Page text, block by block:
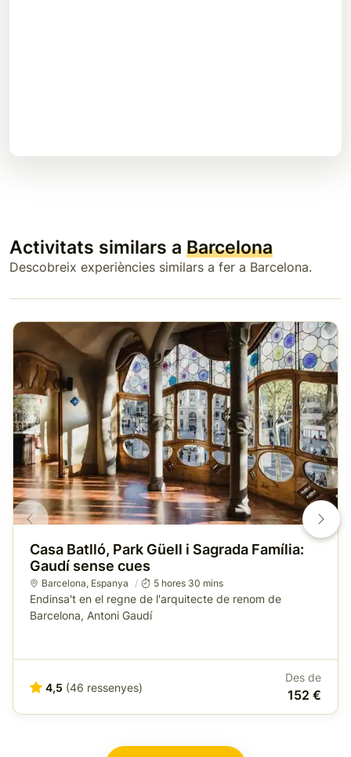
Activitats similars a Barcelona
Descobreix experiències similars a fer a Barcelona.
Casa Batlló, Park Güell i Sagrada Família:
Gaudí sense cues
Barcelona, Espanya 5 hores 30 mins
Endinsa't en el regne de l'arquitecte de renom de
Barcelona, Antoni Gaudí
4,5 (46 ressenyes)
Des de
152 €